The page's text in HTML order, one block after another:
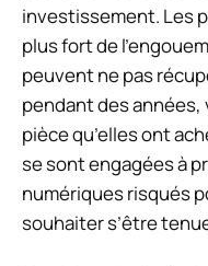
investissement. Les
plus fort de
peuvent ne pas
pendant des années,
pièce qu’elles ont
se sont engagées à
numériques risqués
souhaiter s’être